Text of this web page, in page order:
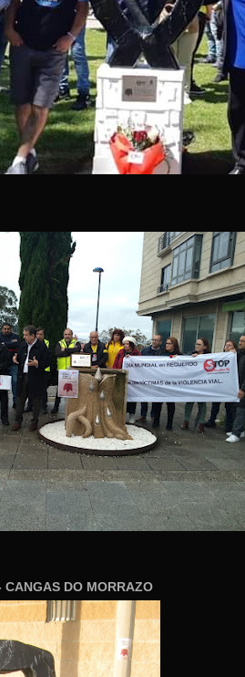
CANGAS DO MORRAZO